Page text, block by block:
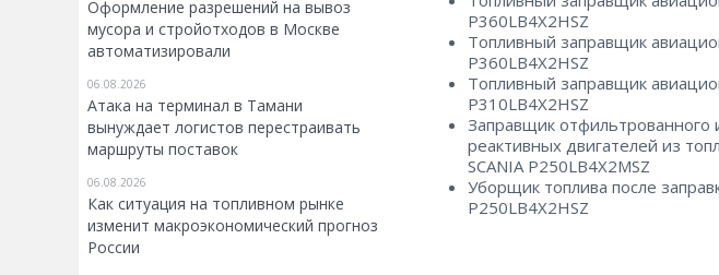
Оформление разрешений на вывоз
мусора и стройотходов в Москве
автоматизировали
06.08.2026
Атака на терминал в Тамани
вынуждает логистов перестраивать
маршруты поставок
06.08.2026
Как ситуация на топливном рынке
изменит макроэкономический прогноз
России
P360LB4X2HSZ
Топливный заправщик
P360LB4X2HSZ
Топливный заправщик
P310LB4X2HSZ
Заправщик отфильтрованного
реактивных двигателей из
SCANIA P250LB4X2MSZ
Уборщик топлива после
P250LB4X2HSZ